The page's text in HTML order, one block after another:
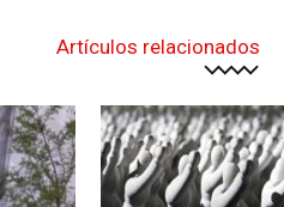
Artículos relacionados